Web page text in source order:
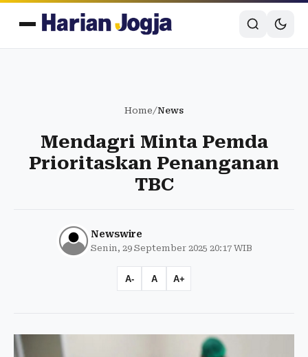
Home/News
Mendagri Minta Pemda
Prioritaskan Penanganan
TBC
Newswire
Senin, 29 September 2025 20:17 WIB
A- A A+